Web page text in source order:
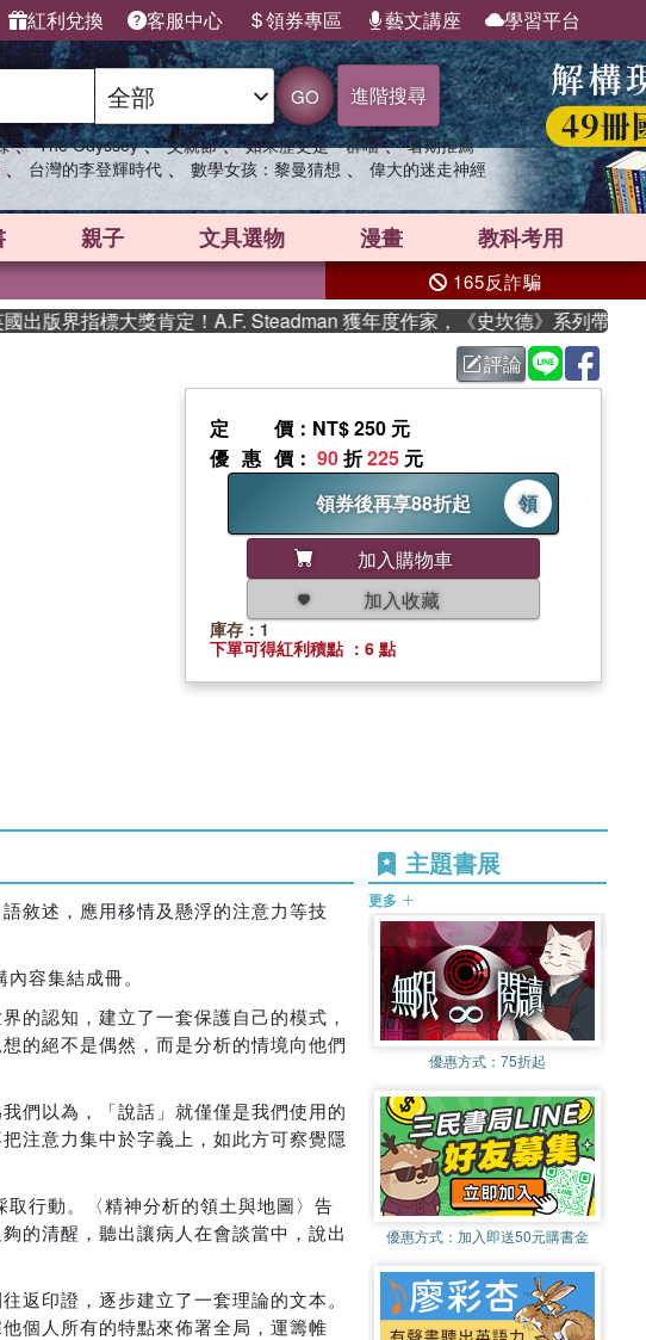
紅利兌換 客服中心 領券專區 藝文講座 學習平台
GO 進階搜尋
、 The Odyssey 、 父親節 、 如果歷史是一群喵 、 暑期推薦
、 台灣的李登輝時代 、 數學女孩：黎曼猜想 、 偉大的迷走神經
親子 文具選物 漫畫 教科考用
165反詐騙
標大獎肯定！A.F. Steadman 獲年度作家，《史坎德》系列帶你踏上熱血奇
評論
定價 ：NT$ 250 元
優惠價 ： 90折225 元
領券後再享88折起
領
加入購物車
加入收藏
庫存：1
下單可得紅利積點 ：6 點
敘述，應用移情及懸浮的注意力等技
容集結成冊。
的認知，建立了一套保護自己的模式，
的絕不是偶然，而是分析的情境向他們
們以為，「說話」就僅僅是我們使用的
注意力集中於字義上，如此方可察覺隱
行動。〈精神分析的領土與地圖〉告
的清醒，聽出讓病人在會談當中，說出
返印證，逐步建立了一套理論的文本。
個人所有的特點來佈署全局，運籌帷
主題書展
更多
優惠方式： 75折起
優惠方式： 加入即送50元購書金